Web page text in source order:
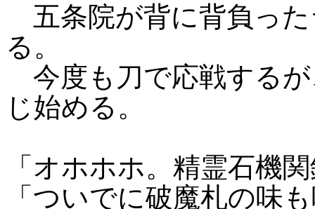
五条院が背に背負っ
る。
今度も刀で応戦する
じ始める。
「オホホホ。精霊石機
「ついでに破魔札の味